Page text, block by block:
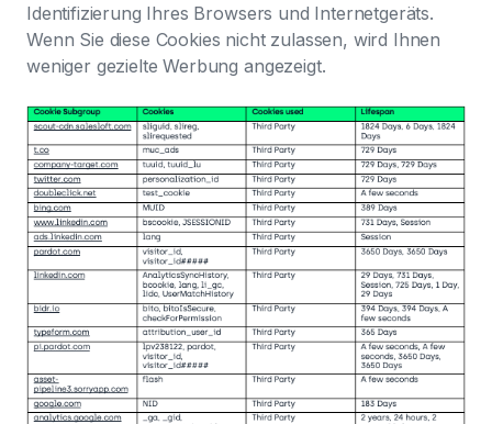
Identifizierung Ihres Browsers und Internetgeräts.
Wenn Sie diese Cookies nicht zulassen, wird Ihnen
weniger gezielte Werbung angezeigt.